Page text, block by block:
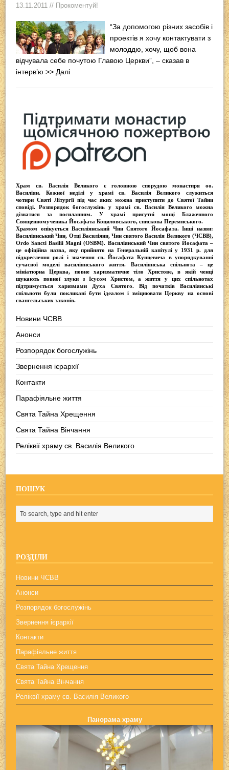
13.11.2011 // Прокоментуй!
“За допомогою різних засобів і
проектів я хочу контактувати з
молоддю, хочу, щоб вона
відчувала себе почутою Главою Церкви”, – сказав в
інтерв’ю>> Далі
Храм св. Василія Великого є головною спорудою монастиря оо.
Василіян. Кожної неділі у храмі св. Василія Великого служиться
чотириСвяті Літургії під час яких можна приступити до Святої Тайни
сповіді.Розпорядок богослужінь у храмі св. Василія Великого можна
дізнатися за посиланням. У храмі присутні мощі Блаженного
Священномученика Йосафата Коциловського, єпископа Перемиського.
Храмом опікуєтьсяВасиліянський Чин Святого Йосафата. Інші назви:
Василіянський Чин, Отці Василіяни, Чин святого Василія Великого (ЧСВВ),
Ordо Sancti Basilii Magni (OSBM). Василіянський Чин святого Йосафата –
це офіційна назва, яку прийнято на Генеральній капітулі у 1931 р. для
підкреслення ролі і значення св. Йосафата Кунцевича в упорядкуванні
сучасної моделі василіянського життя. Василіянська спільнота – це
мініатюрна Церква, повне харизматичне тіло Христове, в якій ченці
шукають повної злуки з Iсусом Христом, а життя у цих спільнотах
підтримується харизмами Духа Святого. Від початків Василіянські
спільноти були покликані бути ідеалом і зміцнювати Церкву на основі
євангельських законів.
Новини ЧСВВ
Анонси
Розпорядок богослужінь
Звернення ієрархії
Контакти
Парафіяльне життя
Свята Тайна Хрещення
Свята Тайна Вінчання
Реліквії храму св. Василія Великого
ПОШУК
РОЗДІЛИ
Новини ЧСВВ
Анонси
Розпорядок богослужінь
Звернення ієрархії
Контакти
Парафіяльне життя
Свята Тайна Хрещення
Свята Тайна Вінчання
Реліквії храму св. Василія Великого
Панорама храму